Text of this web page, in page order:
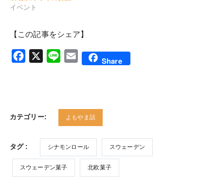
イベント
【この記事をシェア】
Facebook
X Line Email Share
カテゴリー: よもやま話
タグ : シナモンロール スウェーデン
スウェーデン菓子 北欧菓子